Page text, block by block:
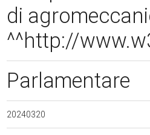
di
^^http://
Parlamentare
20240320